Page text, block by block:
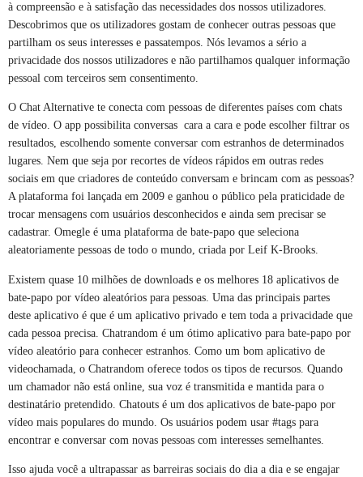
à compreensão e à satisfação das necessidades dos nossos utilizadores.
Descobrimos que os utilizadores gostam de conhecer outras pessoas que
partilham os seus interesses e passatempos. Nós levamos a sério a
privacidade dos nossos utilizadores e não partilhamos qualquer informação
pessoal com terceiros sem consentimento.
O Chat Alternative te conecta com pessoas de diferentes países com chats
de vídeo. O app possibilita conversas cara a cara e pode escolher filtrar os
resultados, escolhendo somente conversar com estranhos de determinados
lugares. Nem que seja por recortes de vídeos rápidos em outras redes
sociais em que criadores de conteúdo conversam e brincam com as pessoas?
A plataforma foi lançada em 2009 e ganhou o público pela praticidade de
trocar mensagens com usuários desconhecidos e ainda sem precisar se
cadastrar. Omegle é uma plataforma de bate-papo que seleciona
aleatoriamente pessoas de todo o mundo, criada por Leif K-Brooks.
Existem quase 10 milhões de downloads e os melhores 18 aplicativos de
bate-papo por vídeo aleatórios para pessoas. Uma das principais partes
deste aplicativo é que é um aplicativo privado e tem toda a privacidade que
cada pessoa precisa. Chatrandom é um ótimo aplicativo para bate-papo por
vídeo aleatório para conhecer estranhos. Como um bom aplicativo de
videochamada, o Chatrandom oferece todos os tipos de recursos. Quando
um chamador não está online, sua voz é transmitida e mantida para o
destinatário pretendido. Chatouts é um dos aplicativos de bate-papo por
vídeo mais populares do mundo. Os usuários podem usar #tags para
encontrar e conversar com novas pessoas com interesses semelhantes.
Isso ajuda você a ultrapassar as barreiras sociais do dia a dia e se engajar